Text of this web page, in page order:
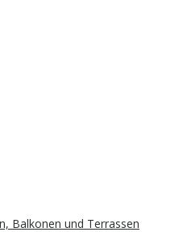
Balkonen und Terrassen